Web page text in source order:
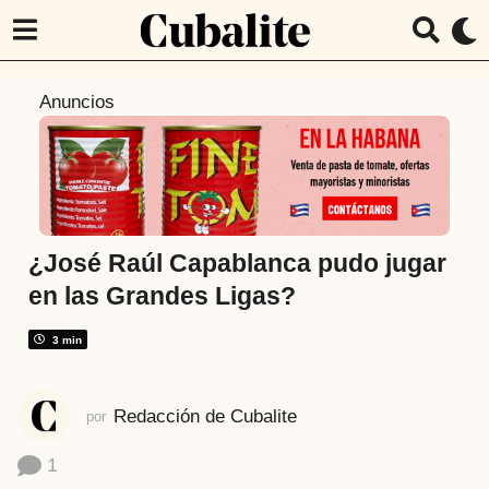
r
á
s
ñ
s
Anuncios
¿José Raúl Capablanca pudo jugar
en las Grandes Ligas?
3 min
por Redacción de Cubalite
1